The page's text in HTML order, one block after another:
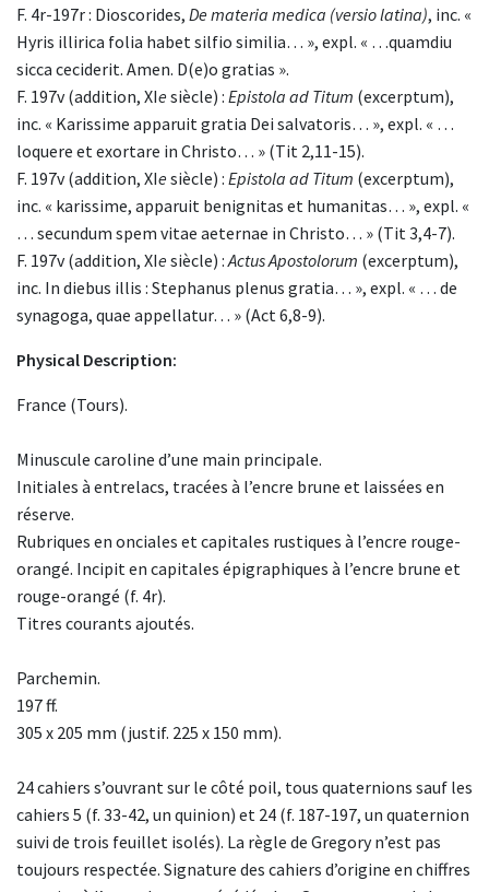
F. 4r-197r : Dioscorides, De materia medica (versio latina), inc. «
Hyris illirica folia habet silfio similia… », expl. « …quamdiu
sicca ceciderit. Amen. D(e)o gratias ».
F. 197v (addition, XIesiècle) : Epistola ad Titum (excerptum),
inc. « Karissime apparuit gratia Dei salvatoris… », expl. « …
loquere et exortare in Christo… » (Tit 2,11-15).
F. 197v (addition, XIesiècle) : Epistola ad Titum (excerptum),
inc. « karissime, apparuit benignitas et humanitas… », expl. «
… secundum spem vitae aeternae in Christo… » (Tit 3,4-7).
F. 197v (addition, XIesiècle) :Actus Apostolorum (excerptum),
inc. In diebus illis : Stephanus plenus gratia… », expl. « … de
synagoga, quae appellatur… » (Act 6,8-9).
Physical Description:
France (Tours).
Minuscule caroline d’une main principale.
Initiales à entrelacs, tracées à l’encre brune et laissées en
réserve.
Rubriques en onciales et capitales rustiques à l’encre rouge-
orangé. Incipit en capitales épigraphiques à l’encre brune et
rouge-orangé (f. 4r).
Titres courants ajoutés.
Parchemin.
197 ff.
305 x 205 mm (justif. 225 x 150 mm).
24 cahiers s’ouvrant sur le côté poil, tous quaternions sauf les
cahiers 5 (f. 33-42, un quinion) et 24 (f. 187-197, un quaternion
suivi de trois feuillet isolés). La règle de Gregory n’est pas
toujours respectée. Signature des cahiers d’origine en chiffres